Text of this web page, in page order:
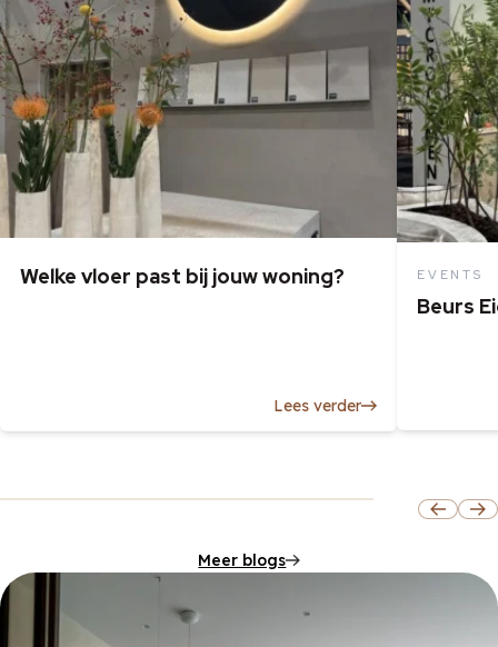
Welke vloer past bij jouw woning?
Lees verder
EVENTS
Beurs
Meer blogs